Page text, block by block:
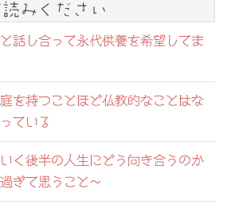
みください
話し合って永代供養を希望してま
を持つことほど仏教的なことはな
ている
く後半の人生にどう向き合うのか
ぎて思うこと～